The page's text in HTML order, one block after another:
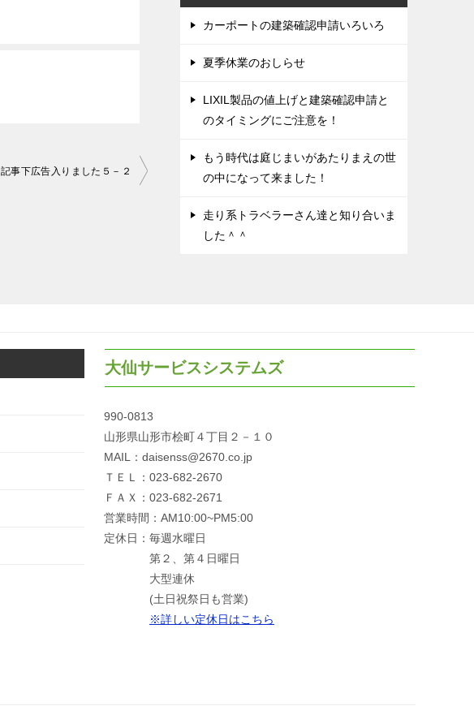
記事下広告入りました５－２
カーポートの建築確認申請いろいろ
夏季休業のおしらせ
LIXIL製品の値上げと建築確認申請と
のタイミングにご注意を！
もう時代は庭じまいがあたりまえの世
の中になって来ました！
走り系トラベラーさん達と知り合いま
した＾＾
大仙サービスシステムズ
990-0813
山形県山形市桧町４丁目２－１０
MAIL：daisenss@2670.co.jp
ＴＥＬ：023-682-2670
ＦＡＸ：023-682-2671
営業時間：AM10:00~PM5:00
定休日：毎週水曜日
第２、第４日曜日
大型連休
(土日祝祭日も営業)
※詳しい定休日はこちら